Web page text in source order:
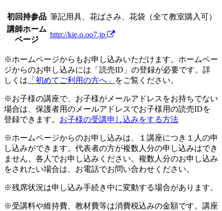
初回持参品 筆記用具、花ばさみ、花袋（全て教室購入可）
講師ホーム
ページ
http://kie.o.oo7.jp
※ホームページからもお申し込みいただけます。ホームペー
ジからのお申し込みには「読売ID」の登録が必要です。詳
しくは 「初めてご利用の方へ」 をご覧ください。
※お子様の講座で、お子様がメールアドレスをお持ちでない
場合は、保護者用のメールアドレスでお子様用の読売IDを
登録できます。 お子様の受講申し込みをする方法
※ホームページからのお申し込みは、１講座につき１人の申
し込みができます。代表者の方が複数人分の申し込みはでき
ません。各人でお申し込みください。複数人分のお申し込み
をされたい場合は、お電話でお問い合わせください。
※残席状況は申し込み手続き中に変動する場合があります。
※受講料や維持費、教材費等は消費税込みの金額です。講座